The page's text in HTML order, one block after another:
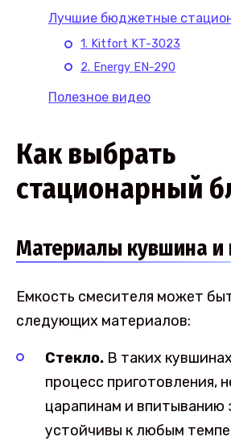
Лучшие бюджетные
1. Kitfort KT-3023
2. Energy EN-290
Полезное видео
Как выбрать
стационарный
Материалы кувшина и
Емкость смесителя может
следующих материалов:
Стекло. В таких
процесс приготовления,
царапинам и впитыванию
устойчивы к любым